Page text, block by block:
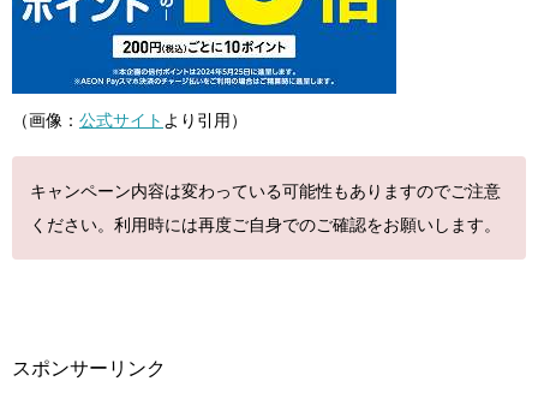
（画像： 公式サイト より引用）
キャンペーン内容は変わっている可能性もありますのでご注意
ください。利用時には再度ご自身でのご確認をお願いします。
スポンサーリンク